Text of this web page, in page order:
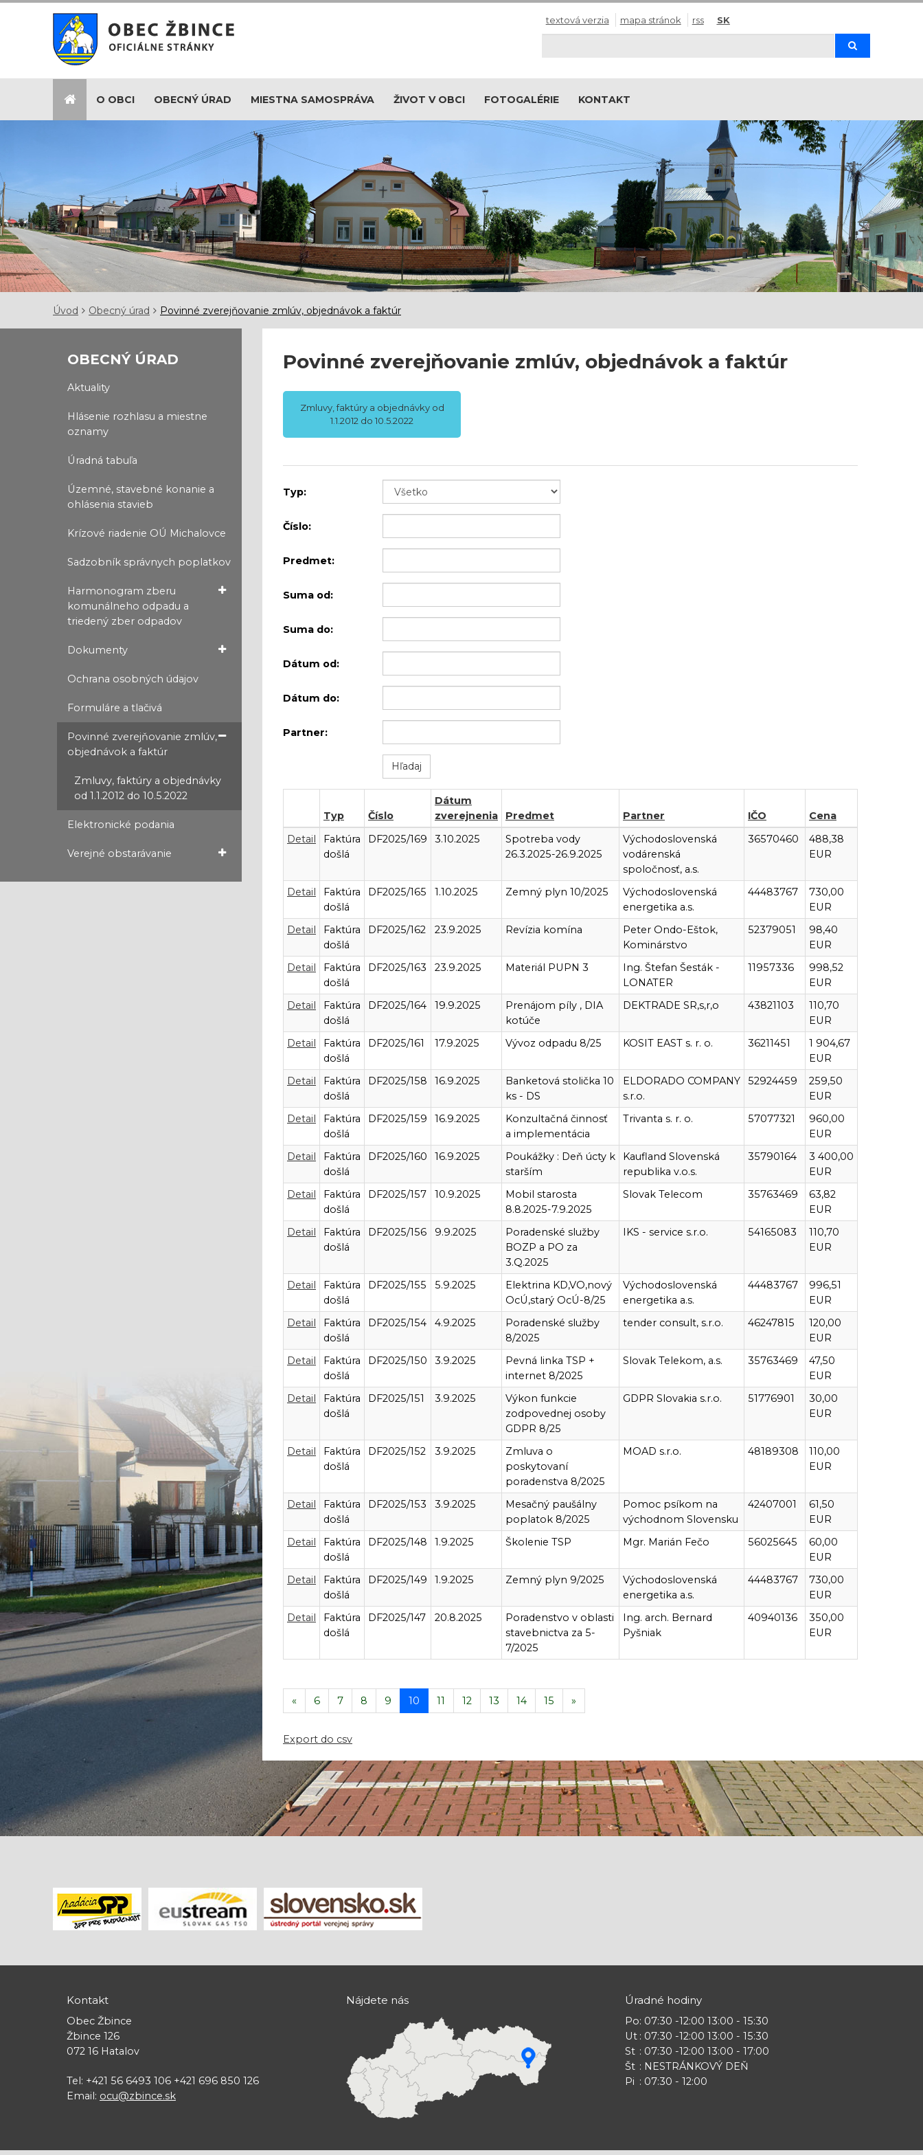
textová verzia mapa stránok rss SK
O OBCI OBECNÝ ÚRAD MIESTNA SAMOSPRÁVA ŽIVOT V OBCI FOTOGALÉRIE KONTAKT
Úvod Obecný úrad Povinné zverejňovanie zmlúv, objednávok a faktúr
OBECNÝ ÚRAD
Aktuality
Hlásenie rozhlasu a miestne
oznamy
Úradná tabuľa
Územné, stavebné konanie a
ohlásenia stavieb
Krízové riadenie OÚ Michalovce
Sadzobník správnych poplatkov
Harmonogram zberu
komunálneho odpadu a
triedený zber odpadov
Dokumenty
Ochrana osobných údajov
Formuláre a tlačivá
Povinné zverejňovanie zmlúv,
objednávok a faktúr
Zmluvy, faktúry a objednávky
od 1.1.2012 do 10.5.2022
Elektronické podania
Verejné obstarávanie
Povinné zverejňovanie zmlúv, objednávok a faktúr
Zmluvy, faktúry a objednávky od
1.1.2012 do 10.5.2022
Typ:
Číslo:
Predmet:
Suma od:
Suma do:
Dátum od:
Dátum do:
Partner:
Typ Číslo
Dátum
zverejnenia
Predmet Partner IČO
Cena
Detail
Faktúra
došlá
DF2025/169 3.10.2025
Spotreba vody
26.3.2025-26.9.2025
Východoslovenská
vodárenská
spoločnosť, a.s.
36570460
488,38
EUR
Detail
Faktúra
došlá
DF2025/165 1.10.2025 Zemný plyn 10/2025
Východoslovenská
energetika a.s.
44483767
730,00
EUR
Detail
Faktúra
došlá
DF2025/162 23.9.2025 Revízia komína
Peter Ondo-Eštok,
Kominárstvo
52379051
98,40
EUR
Detail
Faktúra
došlá
DF2025/163 23.9.2025 Materiál PUPN 3
Ing. Štefan Šesták -
LONATER
11957336
998,52
EUR
Detail
Faktúra
došlá
DF2025/164 19.9.2025
Prenájom píly , DIA
kotúče
DEKTRADE SR,s,r,o 43821103
110,70
EUR
Detail
Faktúra
došlá
DF2025/161 17.9.2025 Vývoz odpadu 8/25 KOSIT EAST s. r. o. 36211451
1 904,67
EUR
Detail
Faktúra
došlá
DF2025/158 16.9.2025
Banketová stolička 10
ks - DS
ELDORADO COMPANY
s.r.o.
52924459
259,50
EUR
Detail
Faktúra
došlá
DF2025/159 16.9.2025
Konzultačná činnosť
a implementácia
Trivanta s. r. o. 57077321
960,00
EUR
Detail
Faktúra
došlá
DF2025/160 16.9.2025
Poukážky : Deň úcty k
starším
Kaufland Slovenská
republika v.o.s.
35790164
3 400,00
EUR
Detail
Faktúra
došlá
DF2025/157 10.9.2025
Mobil starosta
8.8.2025-7.9.2025
Slovak Telecom 35763469
63,82
EUR
Detail
Faktúra
došlá
DF2025/156 9.9.2025
Poradenské služby
BOZP a PO za
3.Q.2025
IKS - service s.r.o. 54165083
110,70
EUR
Detail
Faktúra
došlá
DF2025/155 5.9.2025
Elektrina KD,VO,nový
OcÚ,starý OcÚ-8/25
Východoslovenská
energetika a.s.
44483767
996,51
EUR
Detail
Faktúra
došlá
DF2025/154 4.9.2025
Poradenské služby
8/2025
tender consult, s.r.o. 46247815
120,00
EUR
Detail
Faktúra
došlá
DF2025/150 3.9.2025
Pevná linka TSP +
internet 8/2025
Slovak Telekom, a.s. 35763469
47,50
EUR
Detail
Faktúra
došlá
DF2025/151 3.9.2025
Výkon funkcie
zodpovednej osoby
GDPR 8/25
GDPR Slovakia s.r.o. 51776901
30,00
EUR
Detail
Faktúra
došlá
DF2025/152 3.9.2025
Zmluva o
poskytovaní
poradenstva 8/2025
MOAD s.r.o. 48189308
110,00
EUR
Detail
Faktúra
došlá
DF2025/153 3.9.2025
Mesačný paušálny
poplatok 8/2025
Pomoc psíkom na
východnom Slovensku
42407001
61,50
EUR
Detail
Faktúra
došlá
DF2025/148 1.9.2025 Školenie TSP Mgr. Marián Fečo 56025645
60,00
EUR
Detail
Faktúra
došlá
DF2025/149 1.9.2025 Zemný plyn 9/2025
Východoslovenská
energetika a.s.
44483767
730,00
EUR
Detail
Faktúra
došlá
DF2025/147 20.8.2025
Poradenstvo v oblasti
stavebnictva za 5-
7/2025
Ing. arch. Bernard
Pyšniak
40940136
350,00
EUR
« 6 7 8 9 10 11 12 13 14 15 »
Export do csv
Kontakt
Obec Žbince
Žbince 126
072 16 Hatalov
Tel: +421 56 6493 106 +421 696 850 126
Email: ocu@zbince.sk
Nájdete nás Úradné hodiny
Po
Ut
St
Št
Pi
: 07:30 -12:00 13:00 - 15:30
: 07:30 -12:00 13:00 - 15:30
: 07:30 -12:00 13:00 - 17:00
: NESTRÁNKOVÝ DEŇ
: 07:30 - 12:00